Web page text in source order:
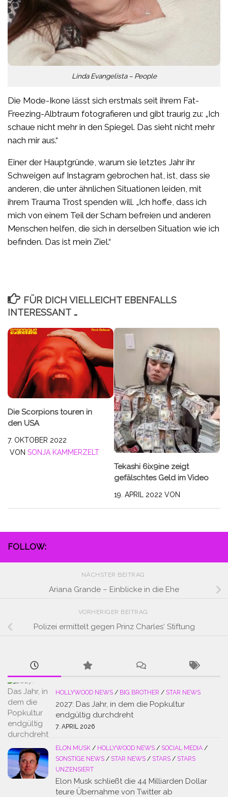
Linda Evangelista – People
Die Mode-Ikone lässt sich erstmals seit ihrem Fat-
Freezing-Albtraum fotografieren und gibt traurig zu: „Ich
schaue nicht mehr in den Spiegel. Das sieht nicht mehr
nach mir aus.“
Einer der Hauptgründe, warum sie letztes Jahr ihr
Schweigen auf Instagram gebrochen hat, ist, dass sie
anderen, die unter ähnlichen Situationen leiden, mit
ihrem Trauma Trost spenden will. „Ich hoffe, dass ich
mich von einem Teil der Scham befreien und anderen
Menschen helfen, die sich in derselben Situation wie ich
befinden. Das ist mein Ziel.“
FÜR DICH VIELLEICHT EBENFALLS
INTERESSANT …
Die Scorpions touren in
den USA
7. OKTOBER 2022
VON SONJA KAMMERZELT
Tekashi 6ix9ine zeigt
gefälschtes Geld im Video
19. APRIL 2022 VON
FOLLOW:
NÄCHSTER BEITRAG
Ariana Grande – Einblicke in die Ehe
VORHERIGER BEITRAG
Polizei ermittelt gegen Prinz Charles‘ Stiftung
HOLLYWOOD NEWS / BIG BROTHER / STAR NEWS
2027: Das Jahr, in dem die Popkultur
endgültig durchdreht
7. APRIL 2026
ELON MUSK / HOLLYWOOD NEWS / SOCIAL MEDIA /
SONSTIGE NEWS / STAR NEWS / STARS / STARS
UNZENSIERT
Elon Musk schließt die 44 Milliarden Dollar
teure Übernahme von Twitter ab